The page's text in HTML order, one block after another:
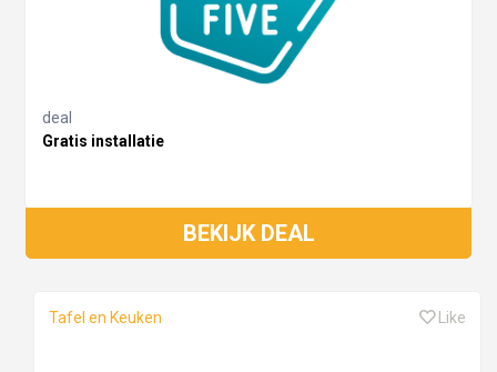
deal
Gratis installatie
BEKIJK DEAL
Tafel en Keuken Like